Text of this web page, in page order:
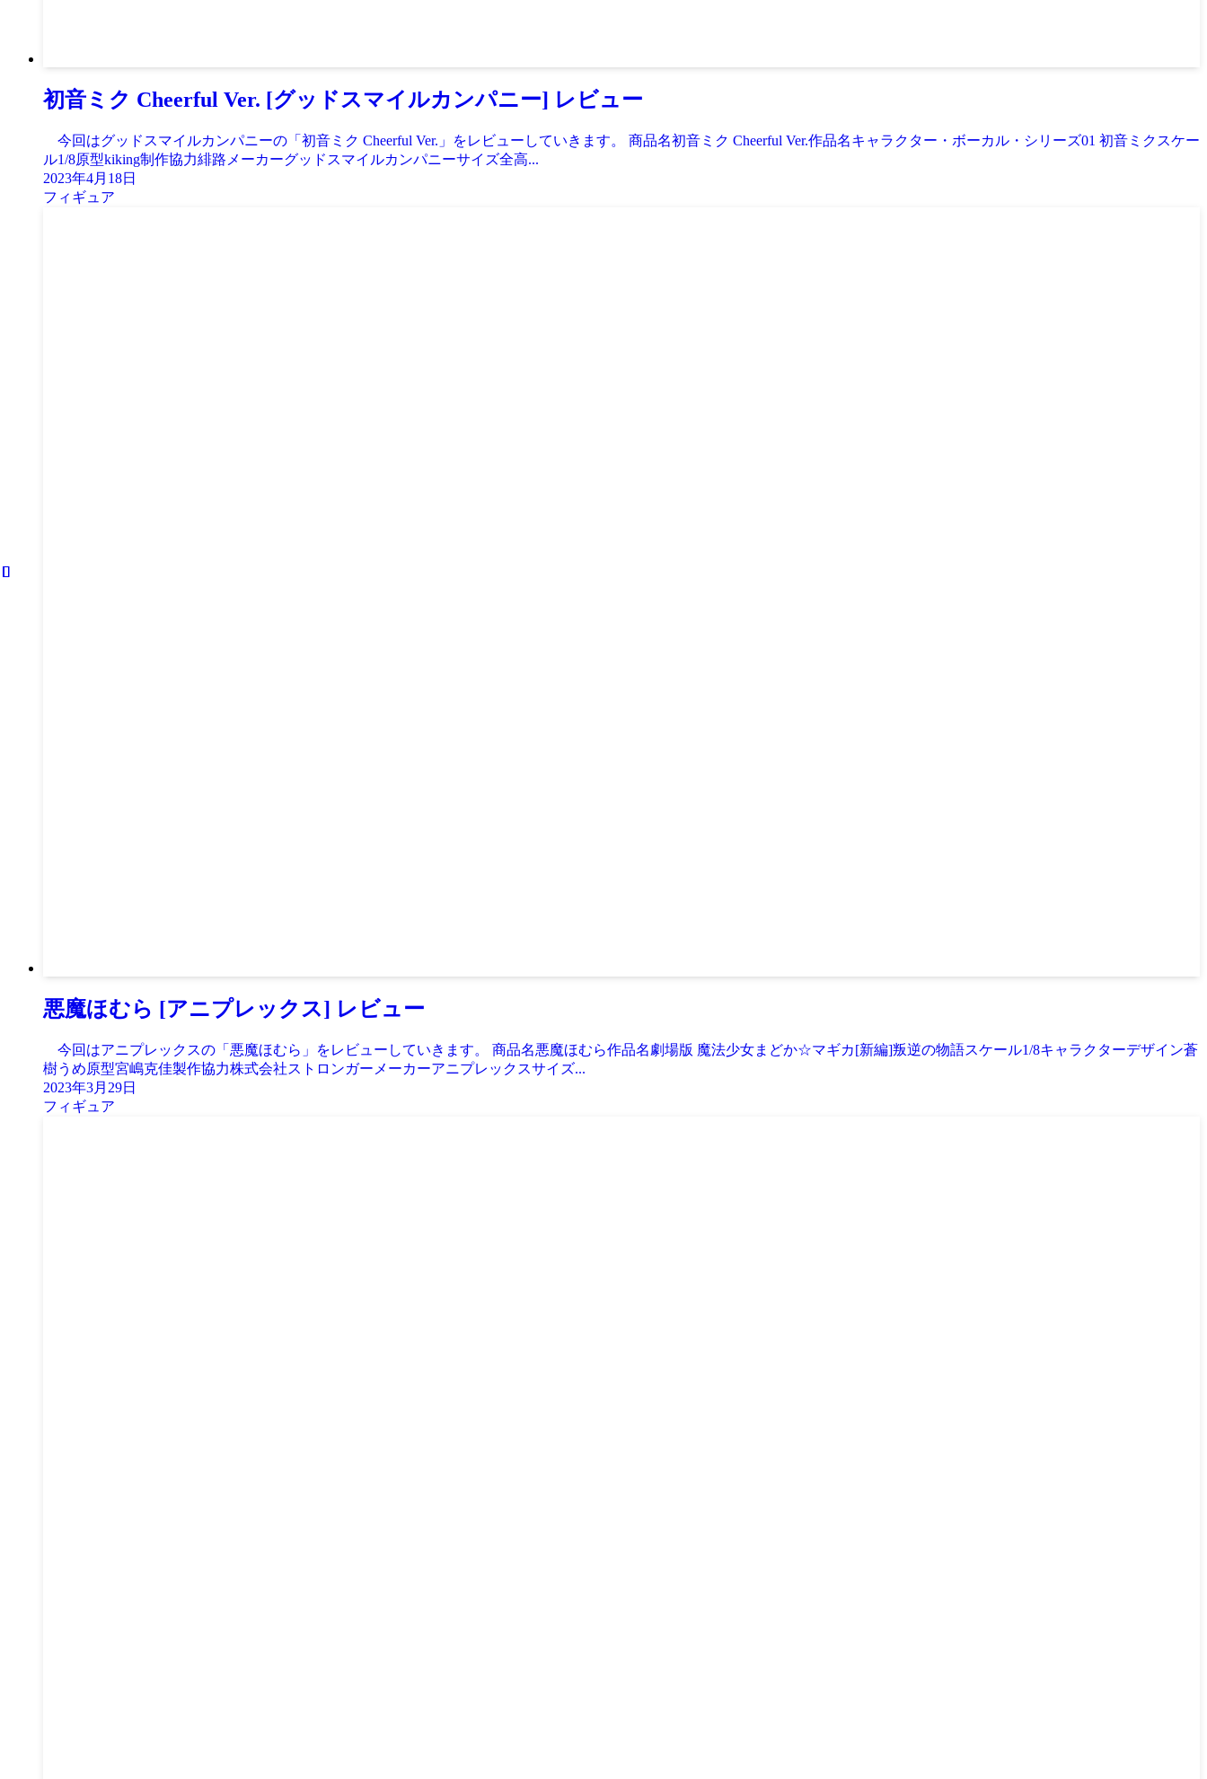
初音ミク Cheerful Ver. [グッドスマイルカンパニー] レビュー
今回はグッドスマイルカンパニーの「初音ミク Cheerful Ver.」をレビューしていきます。 商品名初音ミク Cheerful Ver.作品名キャラクター・ボーカル・シリーズ01 初音ミクスケー
ル1/8原型kiking制作協力緋路メーカーグッドスマイルカンパニーサイズ全高...
2023年4月18日
フィギュア
悪魔ほむら [アニプレックス] レビュー
今回はアニプレックスの「悪魔ほむら」をレビューしていきます。 商品名悪魔ほむら作品名劇場版 魔法少女まどか☆マギカ[新編]叛逆の物語スケール1/8キャラクターデザイン蒼
樹うめ原型宮嶋克佳製作協力株式会社ストロンガーメーカーアニプレックスサイズ...
2023年3月29日
フィギュア